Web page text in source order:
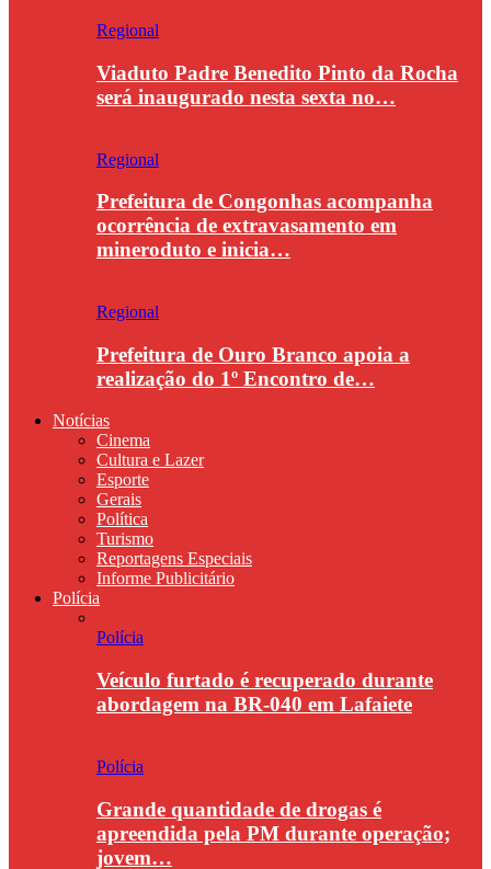
Regional
Viaduto Padre Benedito Pinto da Rocha
será inaugurado nesta sexta no…
Regional
Prefeitura de Congonhas acompanha
ocorrência de extravasamento em
mineroduto e inicia…
Regional
Prefeitura de Ouro Branco apoia a
realização do 1º Encontro de…
Notícias
Cinema
Cultura e Lazer
Esporte
Gerais
Política
Turismo
Reportagens Especiais
Informe Publicitário
Polícia
Polícia
Veículo furtado é recuperado durante
abordagem na BR-040 em Lafaiete
Polícia
Grande quantidade de drogas é
apreendida pela PM durante operação;
jovem…